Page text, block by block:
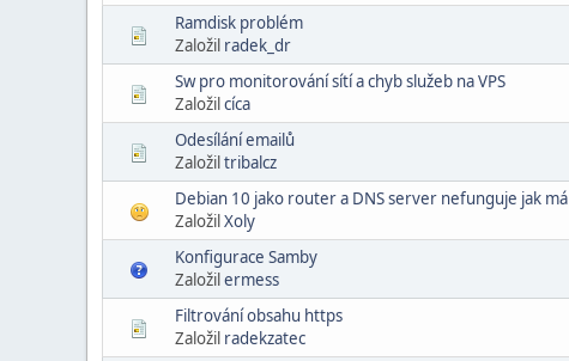
Ramdisk problém
Založil radek_dr
Sw pro monitorování sítí a chyb služeb na VPS
Založilcíca
Odesílání emailů
Založiltribalcz
Debian 10 jako router a DNS server nefunguje jak má
ZaložilXoly
Konfigurace Samby
Založilermess
Filtrování obsahu https
Založil radekzatec